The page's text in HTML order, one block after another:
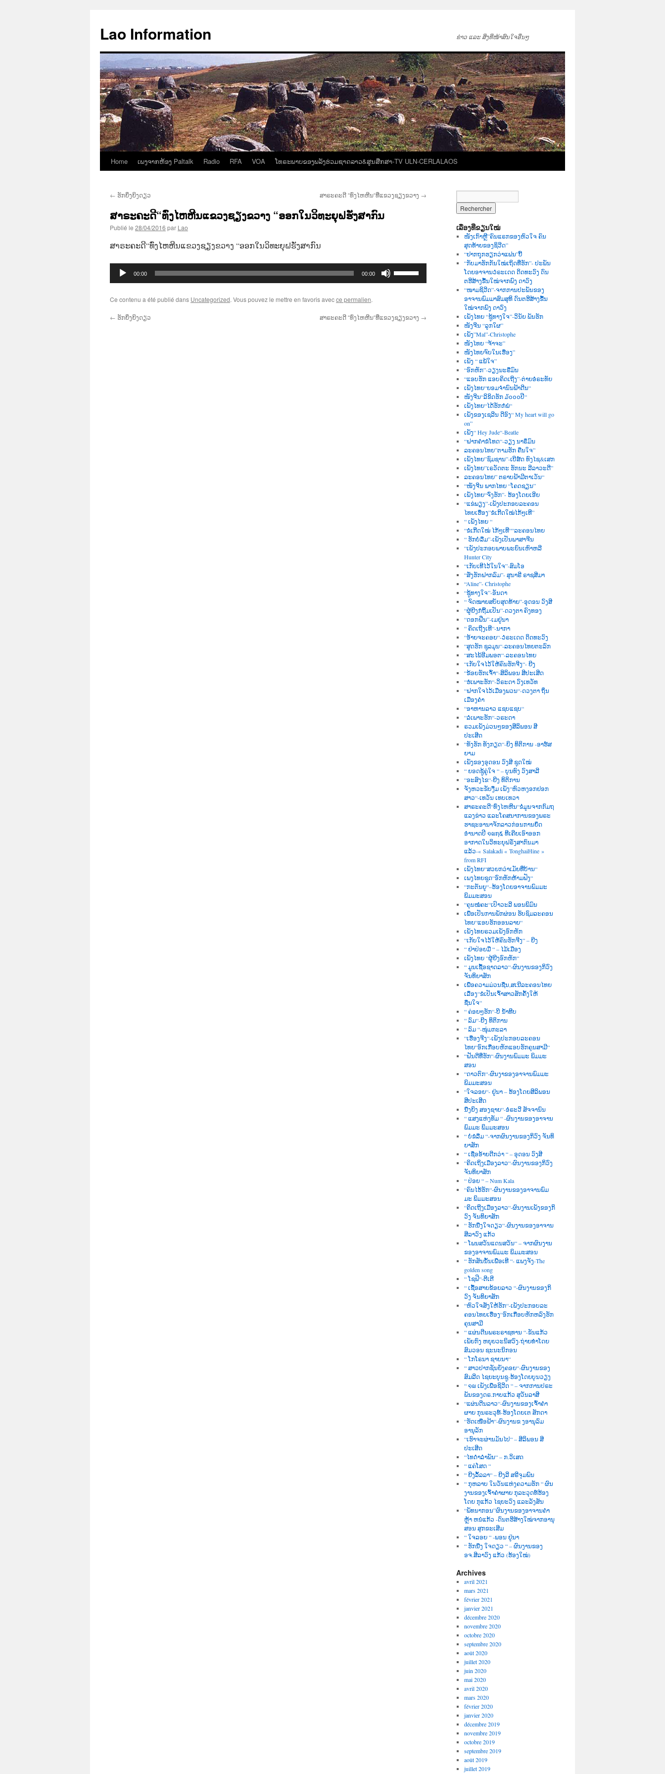
contenu
Lao Information ຂ່າວ ແລະ ສິ່ງທີ່ໜ້າສົນໃຈອື່ນໆ
Home ເພງຈາກຫ້ອງ Paltalk Radio RFA VOA ໂທຣະພາບຂອງພລັງຮ່ວມຊາດລາວ&ສູນສືກສາ-TV ULN-CERLALAOS
← ຮັກຍິ່ງຍິງດຽວ ສາຣະຄະດີ “ທົ່ງໄຫຫີນ“ທີ່ແຂວງຊຽງຂວາງ →
ສາຣະຄະດີ“ທົ່ງໄຫຫີນແຂວງຊຽງຂວາງ “ອອກໃນວິທະຍຸຝຮັ່ງສາກົນ
Publié le 28/04/2016 par Lao
ສາຣະຄະດີ“ທົ່ງໄຫຫີນແຂວງຊຽງຂວາງ “ອອກໃນວິທະຍຸຝຮັ່ງສາກົນ
Lecteur
00:00 00:00
pour
Ce contenu a été publié dans Uncategorized. Vous pouvez le mettre en favoris avecce permalien.
← ຮັກຍິ່ງຍິງດຽວ ສາຣະຄະດີ “ທົ່ງໄຫຫີນ“ທີ່ແຂວງຊຽງຂວາງ →
ເລື່ອງທີ່ຂຽນໃໝ່
ໜັງເກົາຫຼີ”ຄົນແຣກຂອງຫົວໃຈ ຄົນ
ສຸດທ້າຍຂອງຊິວີດ”
“ຢາກຖຸກຮຽກວ່າແຟນ”ບີ້
“ກັບມາຮັກກັນໃໝ່ເຖິດທີ່ຮັກ”- ປະພັນ
ໂດຍອາຈານວໍຣະເດດ ດິດທະວົງ ດົນ
ຕຮີສ້າງຂື້ນໃໝ່ຈາກພົງ ດາວົງ
“ໜາມຊິວີດ”-ຈາກການປະພັນຂອງ
ອາຈານພົມມາສົມສຸທິ ດົນຕຮີສ້າງຂື້ນ
ໃໝ່ຈາກພົງ ດາວົງ
ເພັງໄທຍ “ຊູ້ທາງໃຈ”-ວິນັຍ ພັນຮັກ
ໜັງຈີນ “ລູກໃຜ”
ເພັງ”Mal”-Christophe
ໜັງໄທຍ “ຈ້າຈະ”
ໜັງໄທຍຈົບໃນເຮື່ອງ”
ເພັງ “ ແພ້ໃຈ”
“ອົກຫັກ”-ວຽງນະຣືມົນ
“ແອບຮັກ ແອບຄິດເຖີງ”-ຕ່າຍອໍຣະທັຍ
ເພັງໄທຍ“ຍອມຈຳນົນຟ້າດີນ“
ໜັງຈີນ“ລິຂິດຮັກ ໓໐໐໐ປີ“
ເພັງໄທຍ“ໄດ້ຮັກກໍພໍ“
ເພັງຂອງເຊລີນ ດີອົງ“ My heart will go
on”
ເພັງ“ Hey Jude“-Beatle
“ຝາກຄຳຂໍໂທດ“-ວຽງ ນາຣຶມົນ
ລະຄອນໄທຍ”ຕາມຮັກ ຄືນໃຈ”
ເພັງໄທຍ”ຊົມຊານ”-ເບີສ໌ດ ທົງໄຊ&ເສກ
ເພັງໄທຍ”ເຣວັດຕະ ຮັກນະ ລີລາວະດີ”
ລະຄອນໄທຍ” ຕຣາບຟ້າມີຕາເວັນ“
“ໜັງຈີນ ພາກໄທຍ “ໂຄດຊຽນ”
ເພັງໄທຍ“ຈົ່ງຮັກ”- ຮ້ອງໂດຍເອີຍ
“ແຂ່ພຽງ”-ເພັງປະກອບລະຄອນ
ໄທຍເຮື່ອງ”ຂໍເກີດໃໝ່ໄກ້ໆເທີ”
“ ເພັງໄທຍ “
“ຂໍເກີດໃໝ່ ໄກ້ໆເທີ““ລະຄອນໄທຍ
“ ຮັກບໍ່ລືມ”-ເພັງເປັນພາສາຈີນ
“ເພັງປະກອບພາບພະຍົນເຫົາຫລີ
Hunter City
“ເກັບເທີໄວ້ໃນໃຈ”-ສົມໂອ
“ສັ່ງຮັກຝາກລົມ”- ສຸນາຣີ ຣາຊສີມາ
“Aline”- Christophe
“ຊູ້ທາງໃຈ”-ອັນດາ
“ ຈົດໝາຍສບັບສຸດທ້າຍ”-ອຸດອນ ວົງສີ
“ຜູ້ຍີງກໍຖີ້ມເປັນ”-ດວງຕາ ຄົງທອງ
“ດອກຝີ່ນ”-ເມຢູ່ນາ
“ ຄິດເຖີງເທີ“-ນາກາ
“ອ້າຍຈະຄອຍ“-ວໍຣະເດດ ດິດທະວົງ
“ສູດຮັກ ຊຸລມຸນ“-ລະຄອນໄທຍຕະລົກ
“ສະໄພ້ອີມພອຕ“-ລະຄອນໄທຍ
“ເກັບໃຈໄວ້ໃຫ້ຄົນຮັກຈີງ“- ຍີງ
“ຂ້ອຍຮັກເຈົ້າ“-ສິລິພອນ ສີປະເສີດ
“ຮໍເພາະຮັກ“-ວິຣະດາ ວົງເທວັທ
“ຝາກໃຈໄວ້ເມືອງພວນ“-ດວງຕາ ຖິ່ນ
ເມືອງຄຳ
“ອາຫານລາວ ແຊບແຊບ“
“ລໍເພາະຮັກ“-ວຣະດາ
ຣວມເພັງມ່ວນໆຂອງສີລິພອນ ສີ
ປະເສີດ
“ທັງຮັກ ທັງກຽດ“-ຍິງ ທິຕິການ -ອາຮ໌ສ
ຍາມ
ເພັງຂອງອຸດອນ ວົງສີ ຊຸດໃໝ່
“ ຍອດຊູ້ຄູ່ໃຈ “ – ບຸນທົງ ວົງສາລີ
“ອະສົງໄຂ“-ຍີງ ທິຕິການ
ຈັງຫວະຂັບງື່ມ ເພັງ“ຫົວຫງອກຢອກ
ສາວ“-ເທວັນ ເທບເທວາ
ສາຣະຄະດີ“ທົ່ງໄຫຫີນ“ຂໍ່ມູນຈາກກົມຖ
ແລງຂ່າວ ແລະໂຄສນາການຂອງພຣະ
ຮາຊະອານາຈັກລາວກ່ອນການຍຶດ
ອຳນາດປີ ໑໙໗໕ ທີເຄີຍເອົາອອກ
ອາກາດໃນວິທະຍຸຝຣັ່ງສາກົນມາ
ແລ້ວ-« Salakadi « TonghaiHine »
from RFI
ເພັງໄທຍ“ສວຍກວ່າເມັຍທີ່ບ້ານ“
ເພງໄທຍຊຸດ“ອົກຫັກຫ້າມຟັງ“
“ກະຕັນຍູ“–ຮ້ອງໂດຍອາຈານພົມມະ
ພິມມະສອນ
“ຄຸນໝໍຄະ“ເປົາວະລີ ພອນພິມົນ
ເພື່ອເປັນການພັກຜ່ອນ ຮັບຊົມລະຄອນ
ໄທຍ“ແອບຮັກອອນລາຍ“
ເພັງໄທຍຣວມເພັງອົກຫັກ
“ເກັບໃຈໄວ້ໃຫ້ຄົນຮັກຈີງ“ – ຍີງ
“ ຢ່າປ່ອຍມື “ – ໄມ້ເມືອງ
ເພັງໄທຍ “ຜູ້ຍີງອົກຫັກ“
“ ມູນເຊື້ອຊາດລາວ“-ຜົນງານຂອງກິວົງ
ຈັນທິຍາສັກ
ເພື່ອຄວາມມ່ວນຊື່ນ,ສເນີລະຄອນໄທຍ
ເລື່ອງ“ຂໍເປັນເຈົ້າສາວສັກຄັ້ງໃຫ້
ຊື່ນໃຈ“
“ ຄ່ອຍໆຮັກ“-ບີ ນໍ້າທີບ
“ ລົມ“-ຍີງ ທິຕິການ
“ ລົມ “-ໜຸ່ມກະລາ
“ເຮື່ອງຈີງ“-ເພັງປະກອບລະຄອນ
ໄທຍ“ອົກເກືອບຫັກແອບຮັກຄຸນສາມີ“
“ຝັນດີທີ່ຮັກ“-ຜົນງານພົມມະ ພິມມະ
ສອນ
“ດາວຕົກ“-ຜົນງາຂອງອາຈານພົມມະ
ພິມມະສອນ
“ໃຈລອຍ“- ຢູ່ນາ – ຮ້ອງໂດຍສີລິພອນ
ສີປະເສີດ
ນື່ງຍິງ ສອງຊາຍ“-ອໍຣະວີ ສັຈຈານົນ
“ ແສງແຫ່ງທັມ “ -ຜົນງານຂອງອາຈານ
ພົມມະ ພິມມະສອນ
“ ບໍ່ຂໍລືມ “-ຈາກຜົນງານຂອງກິວົງ ຈັນທິ
ຍາສັກ
“ ເຊື່ອອ້າຍດີກວ່າ “ – ອຸດອນ ວົງສີ
“ຄິດເຖິງເມືອງລາວ“-ຜົນງານຂອງກິວົງ
ຈັນທິຍາສັກ
“ ປ່ອຍ “ – Num Kala
“ຄົນໄຮ້ຮັກ“-ຜົນງານຂອງອາຈານພົມ
ມະ ພິມມະສອນ
“ຄິດເຖີງເມືອງລາວ“-ຜົນງານເພັງຂອງກິ
ວົງ ຈັນທິຍາສັກ
“ ຮັກນື່ງໃຈດຽວ“-ຜົນງານຂອງອາຈານ
ສີລາວົງ ແກ້ວ
“ ໂພນສວັນແດນສວັນ“ – ຈາກຜົນງານ
ຂອງອາຈານພົມມະ ພິມມະສອນ
“ ຮັກສັນນັ້ນເພື່ອເທີ “- ແພງຈັງ-The
golden song
“ ໂຊຟີ“-ຕີເຕີ
“ ເຊື້ອສາຍຂ້ອຍລາວ “-ຜົນງານຂອງກິ
ວົງ ຈັນທິຍາສັກ
“ຫົວໃຈສັ່ງໃຫ້ຮັກ“-ເພັງປະກອບລະ
ຄອນໄທຍເຮື່ອງ“ອົກເກືອບຫັກຫລົງຮັກ
ຄຸນສາມີ
“ ແຜ່ນດີນພຣະຣາຊທານ “-ຂັນແກ້ວ
ເພັຍກົງ ຫຍຸຍວະນິສວົງ-ຖ່າຍທຳໂດຍ
ສົມວອນ ຊະນະນິກອນ
“ ໂກໂຣນາ ຊາຍນາ“
“ ສາວປາກຊັນຍັງຄອຍ“-ຜົນງານຂອງ
ສົມລີດ ໄຊຍະບຸນຊູ-ຮ້ອງໂດຍບຸນວຽງ
“ ໑໙ ເພັງເພື່ອຊິວີດ “ – ຈາກການປຣະ
ພັນຂອງດຣ.ກາບແກ້ວ ສຸວັນລາສີ
“ແຜ່ນດີນລາວ“-ຜົນງານຂອງເຈົ້າຄຳ
ຜາຍ ກຸນຣະວຸທ໌-ຮ້ອງໂດຍເຕ ສັກດາ
“ຮັດເໜືອຟ້າ“-ຜົນງານຂ ງອານຸລົມ
ອານຸລັກ
“ເຮົາຈະຜ່ານມັນໄປ“ – ສີລິພອນ ສີ
ປະເສີດ
“ໄທດຳລຳພັນ“ – ກ.ວິເສດ
“ ແຄ່ໂສດ “
“ ຍີງລັ້ລລາ“ – ຍີງລີ ສຣີຈຸມພົນ
“ ກຸຫລາບ ໃນວັນແຫ່ງຄວາມຮັກ “ ຜົນ
ງານຂອງເຈົ້າຄຳຜາຍ ກຸລະວຸດທ໌ຮ້ອງ
ໂດຍ ກຸແກ້ວ ໄຊຍະວົງ ແລະລັງສັນ
“ພັທນາກອນ”ຜົນງານຂອງອາຈານຄຳ
ຫຼ້າ ຫນໍແກ້ວ -ດົນຕຮີສ້າງໃໝ່ຈາກອານຸ
ສອນ ສຸກຂະເສີມ
“ ໃຈລອຍ “ -ພອນ ຢູ່ນາ
“ ຮັກນື່ງ ໃຈດຽວ “ – ຜົນງານຂອງ
ອຈ.ສີລາວົງ ແກ້ວ (ຮ້ອງໃໝ່)
Archives
avril 2021
mars 2021
février 2021
janvier 2021
décembre 2020
novembre 2020
octobre 2020
septembre 2020
août 2020
juillet 2020
juin 2020
mai 2020
avril 2020
mars 2020
février 2020
janvier 2020
décembre 2019
novembre 2019
octobre 2019
septembre 2019
août 2019
juillet 2019